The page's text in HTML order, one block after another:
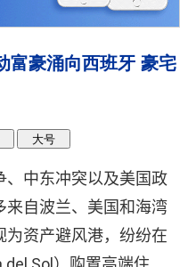
富豪涌向西班牙 豪宅
大号
、中东冲突以及美国政
来自波兰、美国和海湾
为资产避风港，纷纷在